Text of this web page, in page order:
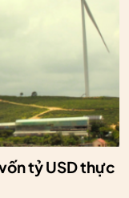
tỷ USD thực